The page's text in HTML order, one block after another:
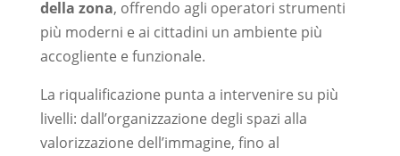
della zona, offrendo agli operatori strumenti
più moderni e ai cittadini un ambiente più
accogliente e funzionale.
La riqualificazione punta a intervenire su più
livelli: dall’organizzazione degli spazi alla
valorizzazione dell’immagine, fino al